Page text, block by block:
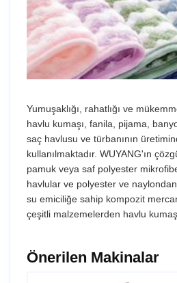
Yumuşaklığı, rahatlığı ve
havlu kumaşı, fanila, pijama,
saç havlusu ve türbanının
kullanılmaktadır. WUYANG'ın
pamuk veya saf polyester
havlular ve polyester ve
su emiciliğe sahip kompozit
çeşitli malzemelerden havlu
Önerilen Makinalar